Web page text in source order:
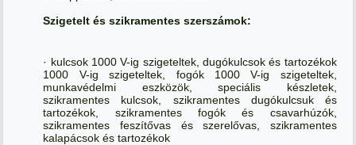
Szigetelt és szikramentes szerszámok:
· kulcsok 1000 V-ig szigeteltek, dugókulcsok és tartozékok
1000 V-ig szigeteltek, fogók 1000 V-ig szigeteltek,
munkavédelmi eszközök, speciális készletek,
szikramentes kulcsok, szikramentes dugókulcsuk és
tartozékok, szikramentes fogók és csavarhúzók,
szikramentes feszítővas és szerelővas, szikramentes
kalapácsok és tartozékok